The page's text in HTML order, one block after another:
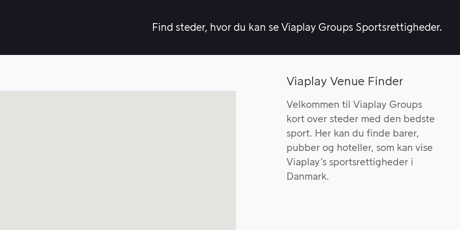
Find steder, hvor du kan se Viaplay Groups Sportsrettigheder.
Viaplay Venue Finder
Velkommen til Viaplay Groups
kort over steder med den bedste
sport. Her kan du finde barer,
pubber og hoteller, som kan vise
Viaplay’s sportsrettigheder i
Danmark.